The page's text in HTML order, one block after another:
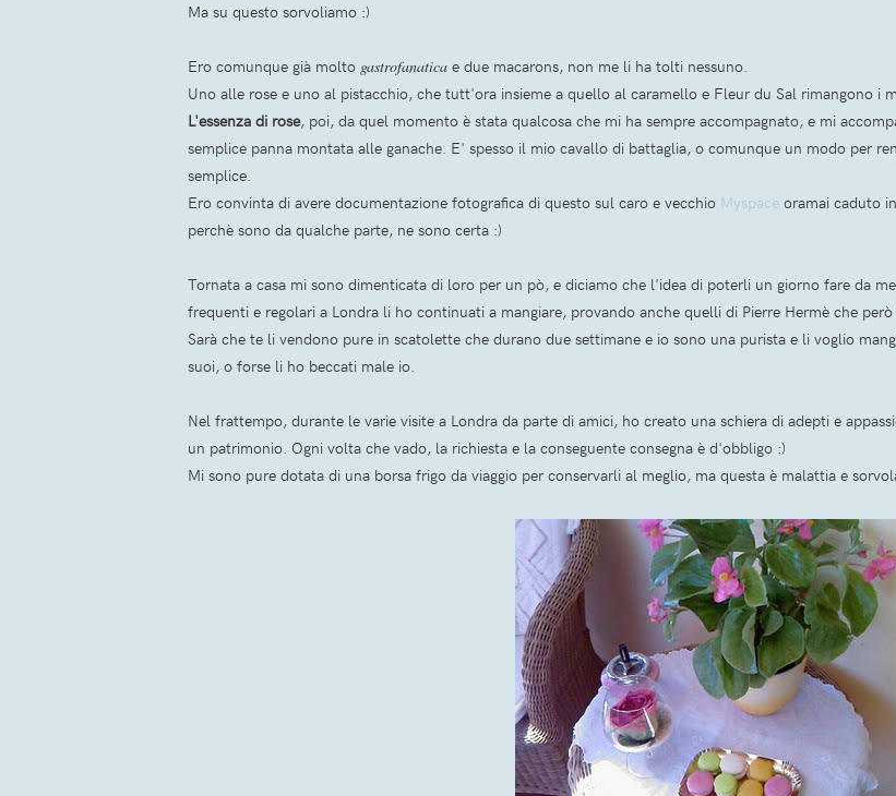
Ma su questo sorvoliamo :)
Ero comunque già molto gastrofanatica e due macarons, non me li ha tolti nessuno.
Uno alle rose e uno al pistacchio, che tutt'ora insieme a quello al caramello e Fleur du Sal rimangono i
L'essenza di rose, poi, da quel momento è stata qualcosa che mi ha sempre accompagnato, e mi
semplice panna montata alle ganache. E' spesso il mio cavallo di battaglia, o comunque un modo per
semplice.
Ero convinta di avere documentazione fotografica di questo sul caro e vecchio Myspace oramai caduto
perchè sono da qualche parte, ne sono certa :)
Tornata a casa mi sono dimenticata di loro per un pò, e diciamo che l'idea di poterli un giorno fare da
frequenti e regolari a Londra li ho continuati a mangiare, provando anche quelli di Pierre Hermè che
Sarà che te li vendono pure in scatolette che durano due settimane e io sono una purista e li voglio
suoi, o forse li ho beccati male io.
Nel frattempo, durante le varie visite a Londra da parte di amici, ho creato una schiera di adepti e
un patrimonio. Ogni volta che vado, la richiesta e la conseguente consegna è d'obbligo :)
Mi sono pure dotata di una borsa frigo da viaggio per conservarli al meglio, ma questa è malattia e